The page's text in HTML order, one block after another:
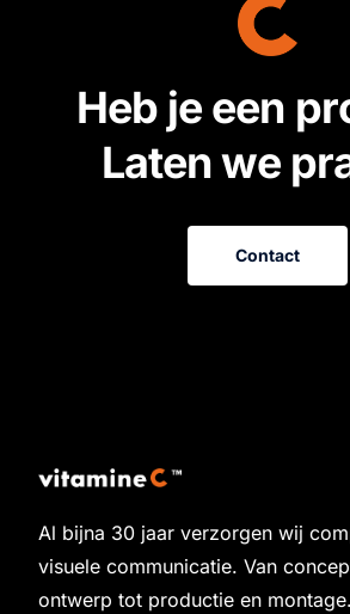
Heb je een pr
Latenwe pr
Contact
Al bijna 30 jaar verzorgen wij
visuele communicatie. Van
ontwerp tot productie en montage.